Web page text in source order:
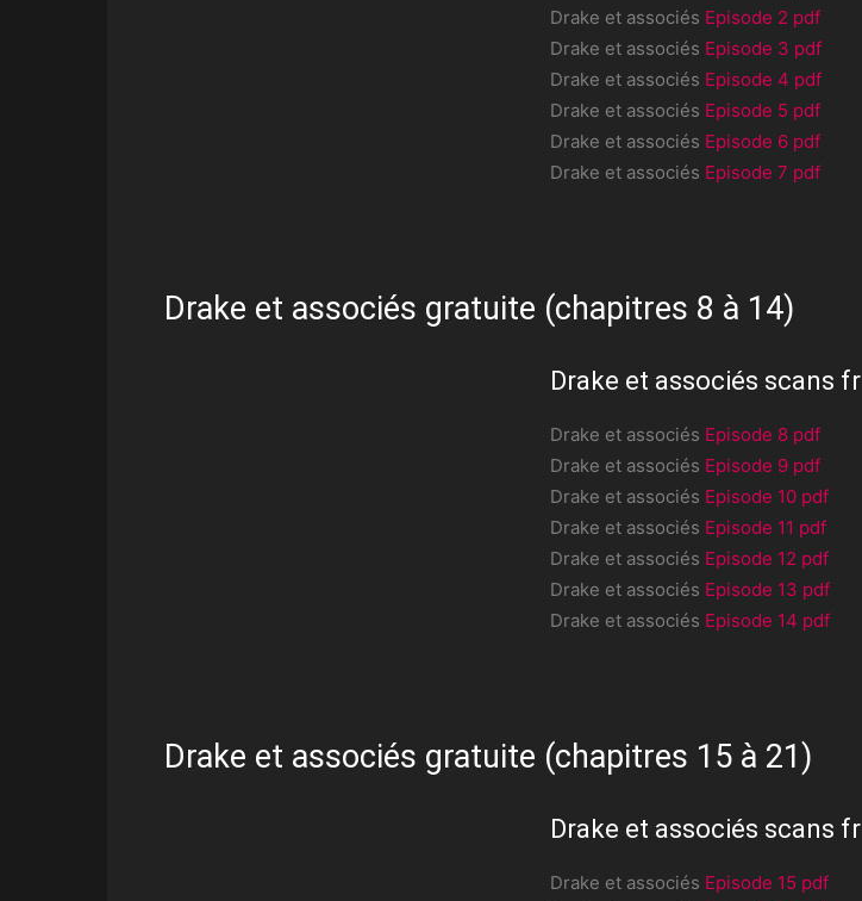
Drake et associés Episode 2 pdf
Drake et associés Episode 3 pdf
Drake et associés Episode 4 pdf
Drake et associés Episode 5 pdf
Drake et associés Episode 6 pdf
Drake et associés Episode 7 pdf
Drake et associés gratuite (chapitres 8 à 14)
Drake et associés scans fr
Drake et associés Episode 8 pdf
Drake et associés Episode 9 pdf
Drake et associés Episode 10 pdf
Drake et associés Episode 11 pdf
Drake et associés Episode 12 pdf
Drake et associés Episode 13 pdf
Drake et associés Episode 14 pdf
Drake et associés gratuite (chapitres 15 à 21)
Drake et associés scans fr
Drake et associés Episode 15 pdf